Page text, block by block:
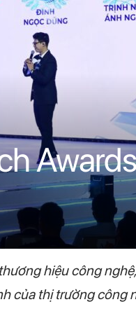
hiệu công
của thị trường công